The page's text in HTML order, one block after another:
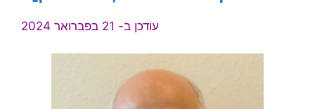
עודכן ב- 21 בפברואר 2024